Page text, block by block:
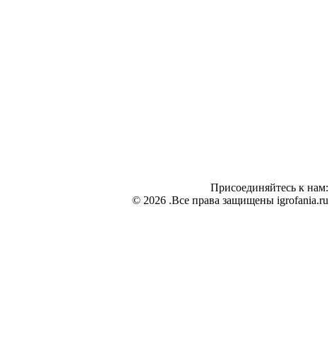
Присоединяйтесь к нам:
© 2026 .Все права защищены igrofania.ru